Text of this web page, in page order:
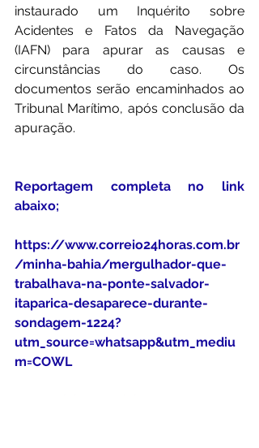
instaurado um Inquérito sobre
Acidentes e Fatos da Navegação
(IAFN) para apurar as causas e
circunstâncias do caso. Os
documentos serão encaminhados ao
Tribunal Marítimo, após conclusão da
apuração.
Reportagem completa no link
abaixo;
https://www.correio24horas.com.br
/minha-bahia/mergulhador-que-
trabalhava-na-ponte-salvador-
itaparica-desaparece-durante-
sondagem-1224?
utm_source=whatsapp&utm_mediu
m=COWL